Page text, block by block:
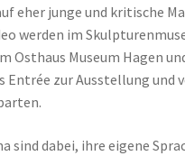
eher junge und kritische
werden im
Osthaus Museum Hagen
Entrée zur Ausstellung
sind dabei, ihre eigene